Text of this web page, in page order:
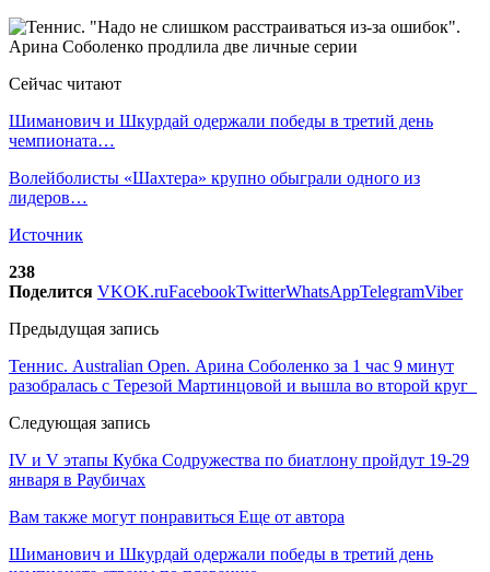
Сейчас читают
Шиманович и Шкурдай одержали победы в третий день
чемпионата…
Волейболисты «Шахтера» крупно обыграли одного из
лидеров…
Источник
238
Поделится VKOK.ruFacebookTwitterWhatsAppTelegramViber
Предыдущая запись
Теннис. Australian Open. Арина Соболенко за 1 час 9 минут
разобралась с Терезой Мартинцовой и вышла во второй круг
Следующая запись
IV и V этапы Кубка Содружества по биатлону пройдут 19-29
января в Раубичах
Вам также могут понравиться Еще от автора
Шиманович и Шкурдай одержали победы в третий день